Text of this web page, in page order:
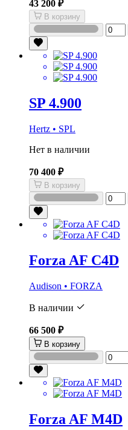
43 200 ₽
В корзину
SP 4.900
Hertz • SPL
Нет в наличии
70 400 ₽
В корзину
Forza AF C4D
Audison • FORZA
В наличии
66 500 ₽
В корзину
Forza AF M4D